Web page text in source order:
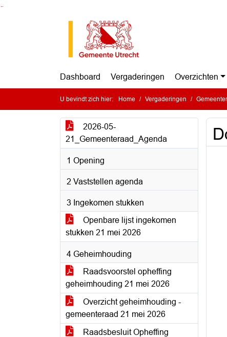
Dashboard Vergaderingen Overzichten
U bevindt zich hier: Home Vergaderingen
2026-05-
21_Gemeenteraad_Agenda
1 Opening
2 Vaststellen agenda
3 Ingekomen stukken
Openbare lijst ingekomen
stukken 21 mei 2026
4 Geheimhouding
Raadsvoorstel opheffing
geheimhouding 21 mei 2026
Overzicht geheimhouding -
gemeenteraad 21 mei 2026
Raadsbesluit Opheffing